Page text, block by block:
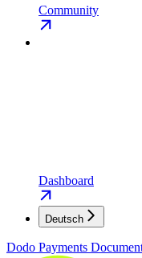
Community
Dashboard
Deutsch
Dodo Payments